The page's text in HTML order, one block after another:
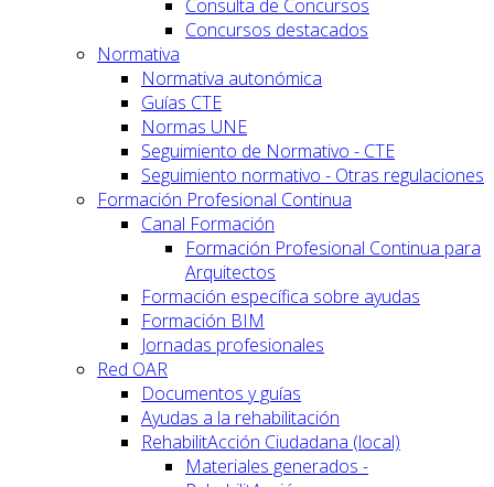
Consulta de Concursos
Concursos destacados
Normativa
Normativa autonómica
Guías CTE
Normas UNE
Seguimiento de Normativo - CTE
Seguimiento normativo - Otras regulaciones
Formación Profesional Continua
Canal Formación
Formación Profesional Continua para
Arquitectos
Formación específica sobre ayudas
Formación BIM
Jornadas profesionales
Red OAR
Documentos y guías
Ayudas a la rehabilitación
RehabilitAcción Ciudadana (local)
Materiales generados -